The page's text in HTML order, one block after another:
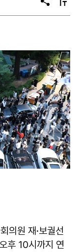
공
유
텍
스
의원 재·보궐선
후 10시까지 연